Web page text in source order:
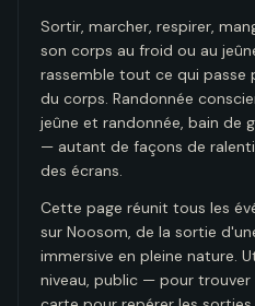
Sortir, marcher, respirer,
son corps au froid ou au
rassemble tout ce qui passe
du corps. Randonnée
jeûne et randonnée, bain de
— autant de façons de
des écrans.
Cette page réunit tous les
sur Noosom, de la sortie
immersive en pleine nature.
niveau, public — pour